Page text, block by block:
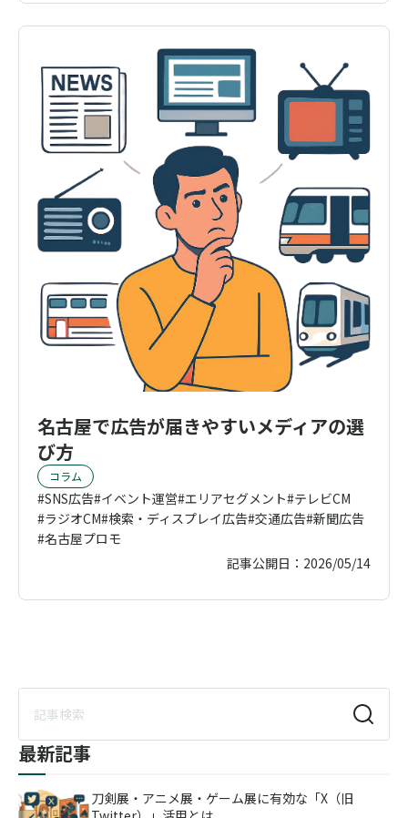
名古屋で広告が届きやすいメディアの選
び方
コラム
SNS広告 イベント運営 エリアセグメント テレビCM
ラジオCM 検索・ディスプレイ広告 交通広告 新聞広告
名古屋プロモ
記事公開日： 2026/05/14
最新記事
刀剣展・アニメ展・ゲーム展に有効な「X（旧